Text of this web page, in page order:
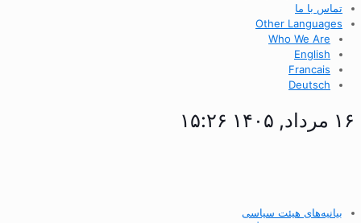
تماس با ما
Other Languages
Who We Are
English
Francais
Deutsch
۱۶ مرداد, ۱۴۰۵ ۱۵:۲۶
بیانیه‌های هیئت سیاسی